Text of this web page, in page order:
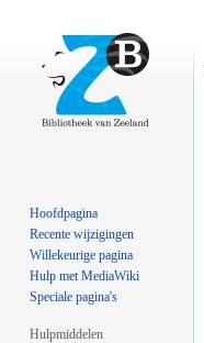
Hoofdpagina
Recente wijzigingen
Willekeurige pagina
Hulp met MediaWiki
Speciale pagina's
Hulpmiddelen